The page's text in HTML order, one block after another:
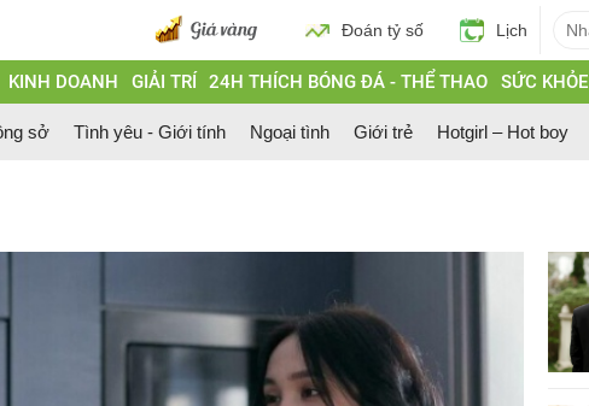
Đoán tỷ số Lịch
KINH DOANH GIẢI TRÍ 24H THÍCH BÓNG ĐÁ - THỂ THAO SỨC KHỎE
sở Tình yêu - Giới tính Ngoại tình Giới trẻ Hotgirl – Hot boy